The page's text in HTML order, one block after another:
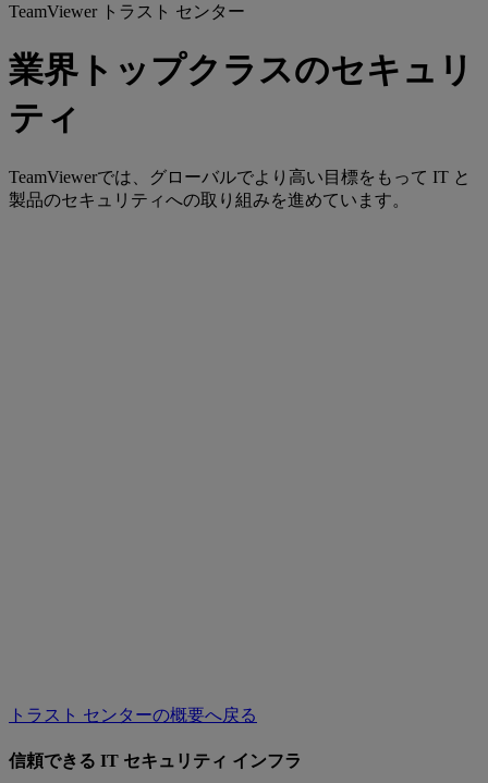
TeamViewer トラスト センター
業界トップクラスのセキュリ
ティ
TeamViewerでは、グローバルでより高い目標をもって IT と
製品のセキュリティへの取り組みを進めています。
トラスト センターの概要へ戻る
信頼できる IT セキュリティ インフラ